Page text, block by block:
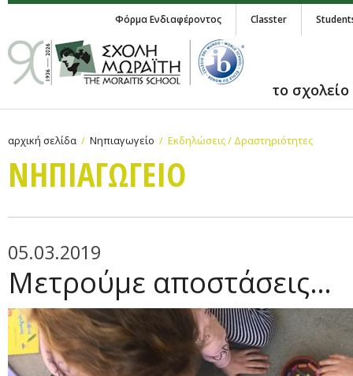
Φόρμα Ενδιαφέροντος Classter
το σχολείο
αρχική σελίδα Νηπιαγωγείο Εκδηλώσεις / Δραστηριότητες
ΝΗΠΙΑΓΩΓΕΙΟ
05.03.2019
Μετρούμε αποστάσεις…